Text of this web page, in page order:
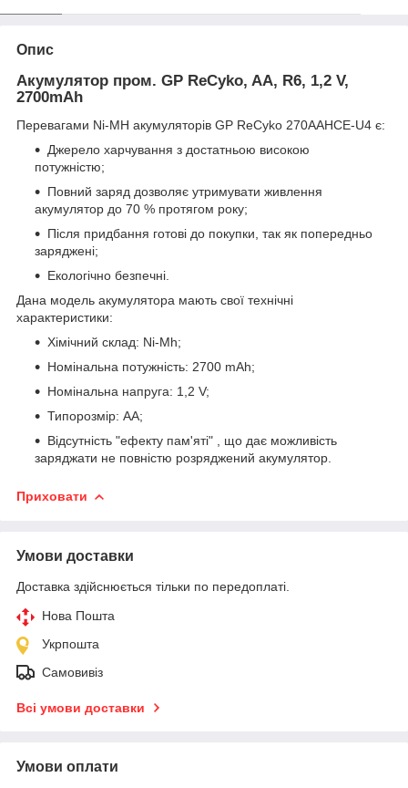
Опис
Акумулятор пром. GP ReCyko, AA, R6, 1,2 V,
2700mAh
Перевагами Ni-MH акумуляторів GP ReCyko 270ААНСЕ-U4 є:
Джерело харчування з достатньою високою
потужністю;
Повний заряд дозволяє утримувати живлення
акумулятор до 70 % протягом року;
Після придбання готові до покупки, так як попередньо
заряджені;
Екологічно безпечні.
Дана модель акумулятора мають свої технічні
характеристики:
Хімічний склад: Ni-Mh;
Номінальна потужність: 2700 mAh;
Номінальна напруга: 1,2 V;
Типорозмір: АА;
Відсутність "ефекту пам'яті" , що дає можливість
заряджати не повністю розряджений акумулятор.
Приховати
Умови доставки
Доставка здійснюється тільки по передоплаті.
Нова Пошта
Укрпошта
Самовивіз
Всі умови доставки
Умови оплати